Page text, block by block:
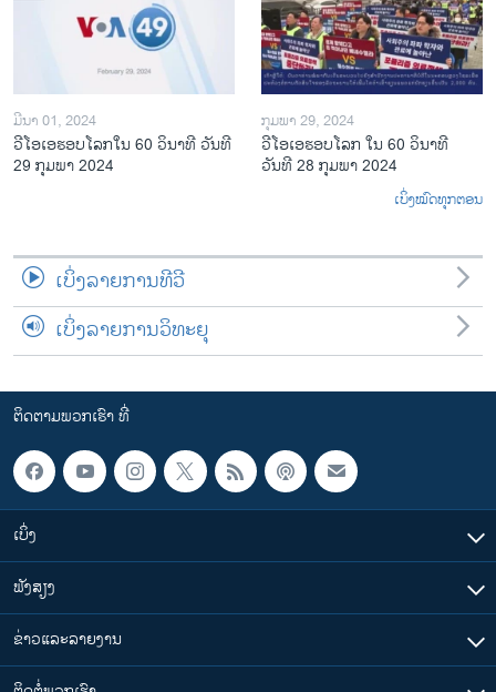
ມີນາ 01, 2024
ວີໂອເອຮອບໂລກໃນ 60 ວິນາທີ ວັນທີ
29 ກຸມພາ 2024
ກຸມພາ 29, 2024
ວີໂອເອຮອບໂລກ ໃນ 60 ວິນາທີ
ວັນທີ 28 ກຸມພາ 2024
ເບິ່ງໝົດທຸກຕອນ
ເບິ່ງລາຍການທີວີ
ເບິ່ງລາຍການວິທະຍຸ
ຕິດຕາມພວກເຮົາ ທີ່
ເບິ່ງ
ຟັງສຽງ
ຂ່າວແລະລາຍງານ